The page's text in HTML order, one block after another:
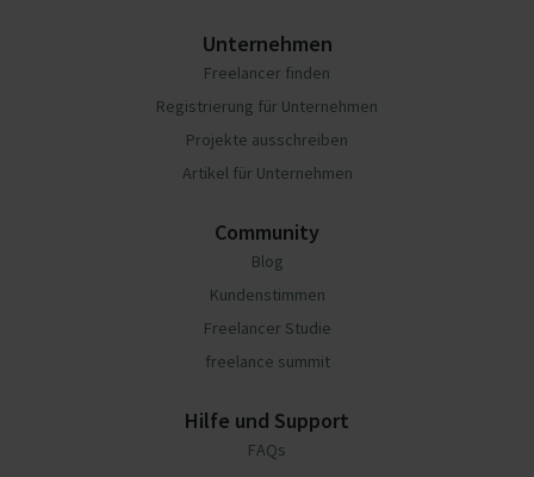
Unternehmen
Freelancer finden
Registrierung für Unternehmen
Projekte ausschreiben
Artikel für Unternehmen
Community
Blog
Kundenstimmen
Freelancer Studie
freelance summit
Hilfe und Support
FAQs